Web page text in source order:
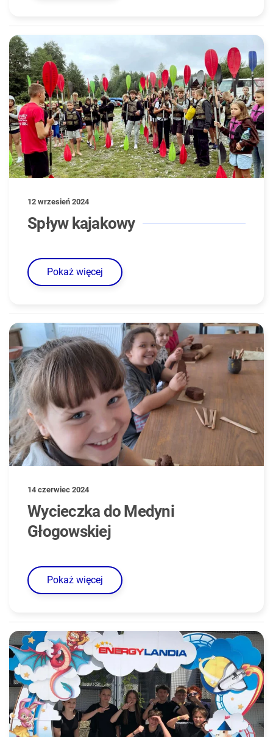
12 wrzesień 2024
Spływ kajakowy
Pokaż więcej
14 czerwiec 2024
Wycieczka do Medyni
Głogowskiej
Pokaż więcej